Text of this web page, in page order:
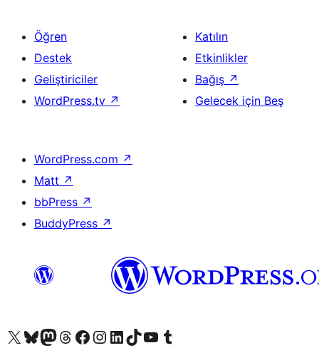
Öğren
Destek
Geliştiriciler
WordPress.tv ↗
Katılın
Etkinlikler
Bağış ↗
Gelecek için Beş
WordPress.com ↗
Matt ↗
bbPress ↗
BuddyPress ↗
X (eski Twitter) hesabımıza bakın
Bluesky hesabımızı ziyaret edinMastodon hesabımızı ziyaret edinThreads hesabımızı ziyaret edinFacebook sayfamızı ziyaret edinInstagram hesabımızı ziyaret edinLinkedIn hesabımızı ziyaret edinTikTok hesabımızı ziyaret edinYouTube kanalımızı ziyaret edinTumblr hesabımızı ziyaret edin